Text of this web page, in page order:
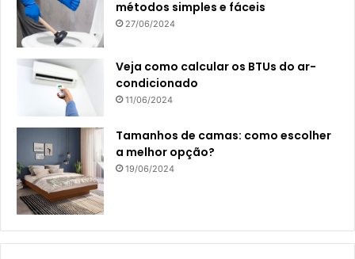
métodos simples e fáceis
27/06/2024
Veja como calcular os BTUs do ar-
condicionado
11/06/2024
Tamanhos de camas: como escolher
a melhor opção?
19/06/2024